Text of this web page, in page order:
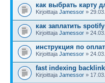
как выбрать карту
Kirjoittaja Jamessor »
как заплатить
Kirjoittaja Jamessor »
инструкция по
Kirjoittaja Jamessor »
fast indexing
Kirjoittaja Jamessor »